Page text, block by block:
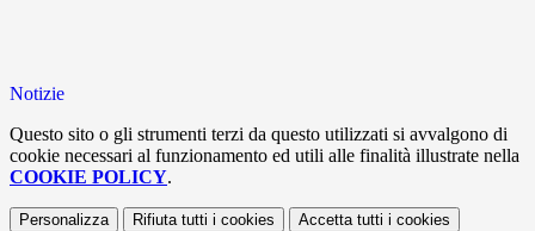
Notizie
Questo sito o gli strumenti terzi da questo utilizzati si avvalgono di
cookie necessari al funzionamento ed utili alle finalità illustrate nella
COOKIE POLICY.
Personalizza Rifiuta tutti i cookies Accetta tutti i cookies